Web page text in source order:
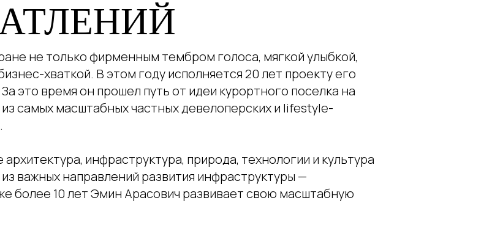
не только фирменным тембром голоса, мягкой улыбкой,
хваткой. В этом году исполняется 20 лет проекту его
это время он прошел путь от идеи курортного поселка на
самых масштабных частных девелоперских и lifestyle-
инфраструктура, природа, технологии и культура
важных направлений развития инфраструктуры —
более 10 лет Эмин Арасович развивает свою масштабную